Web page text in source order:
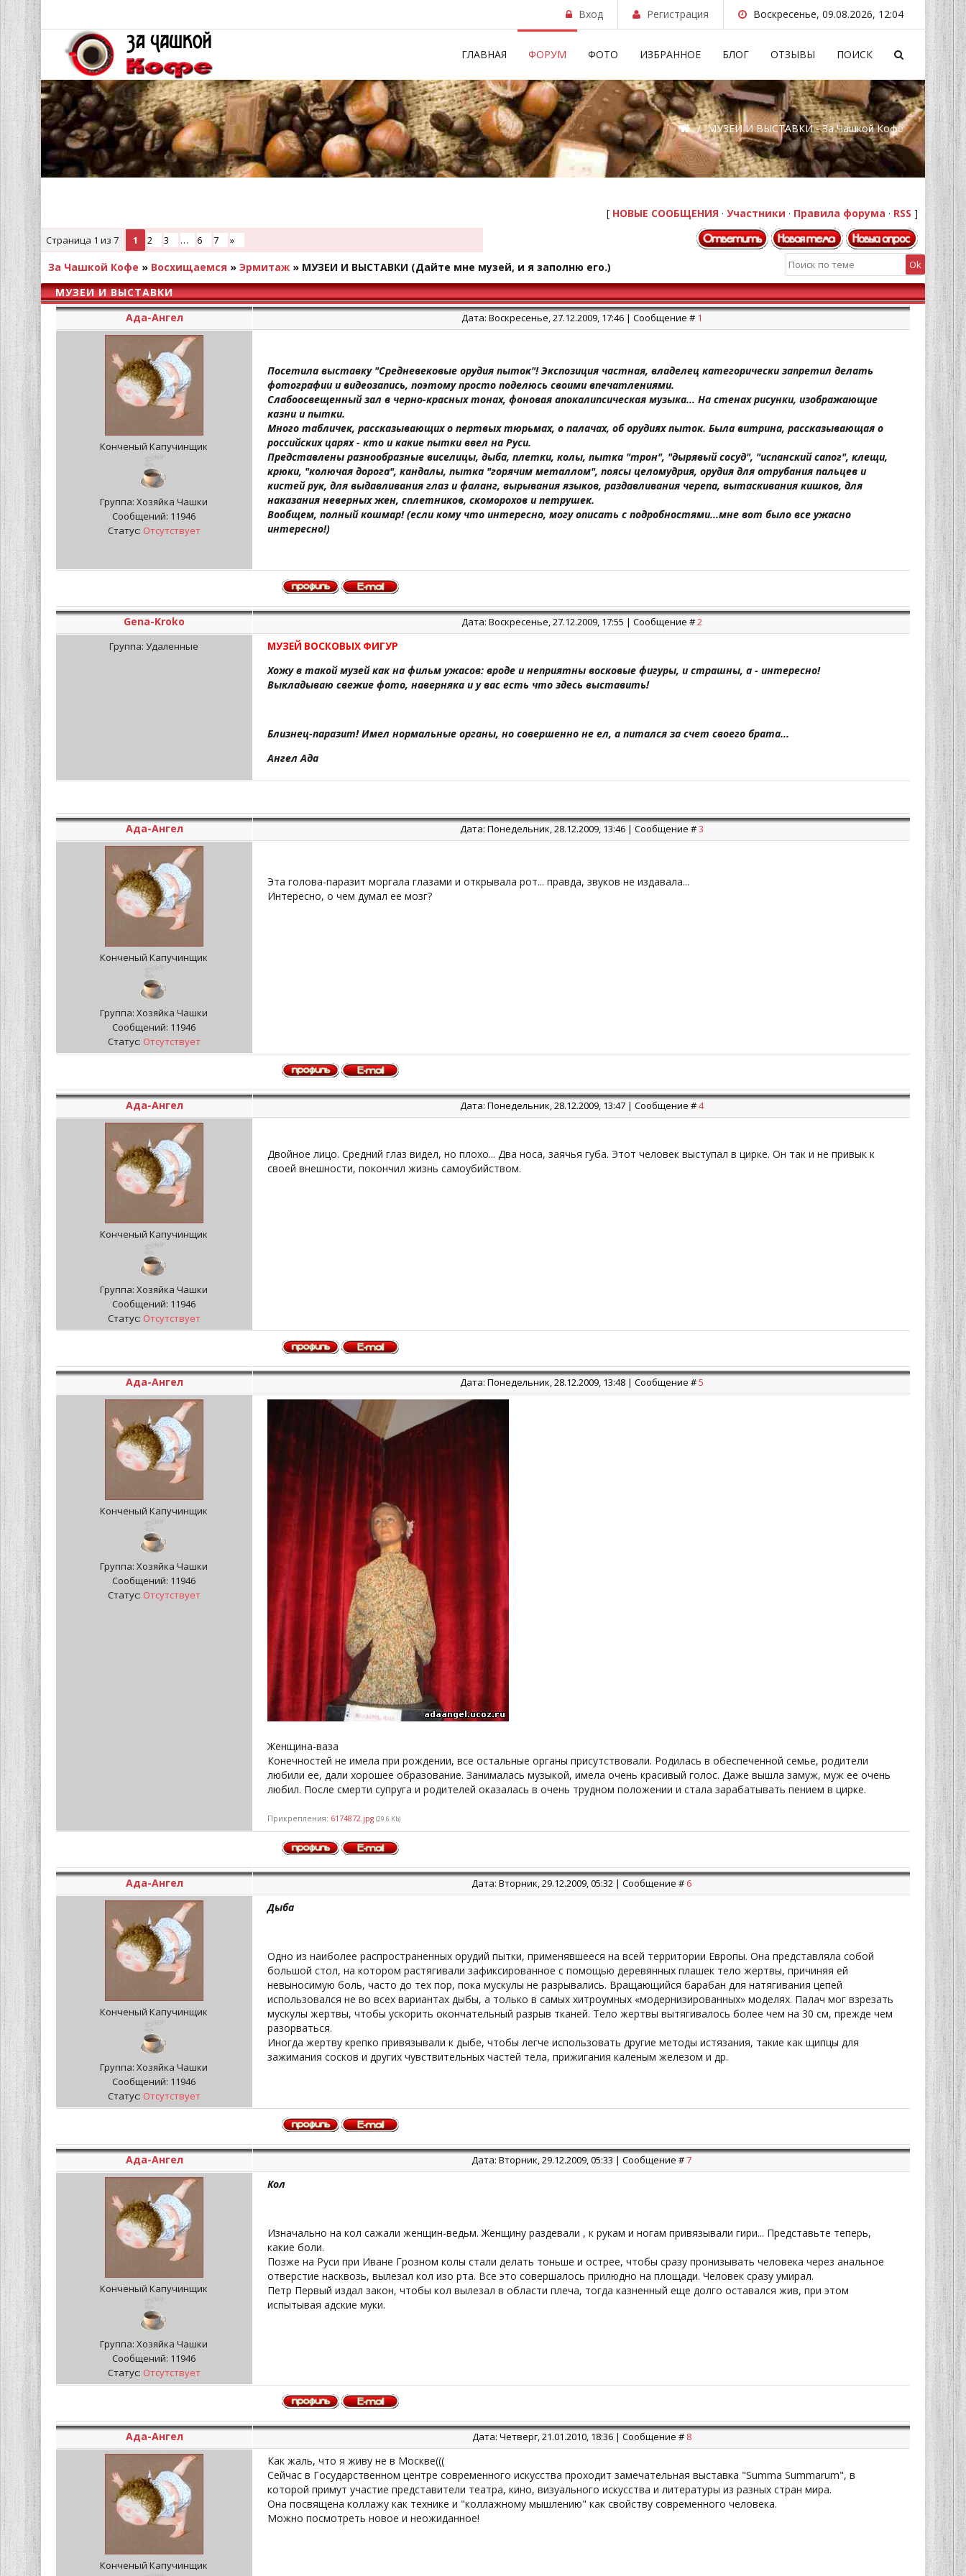
Вход Регистрация Воскресенье, 09.08.2026, 12:04
ГЛАВНАЯ ФОРУМ ФОТО ИЗБРАННОЕ БЛОГ ОТЗЫВЫ ПОИСК
/ МУЗЕИ И ВЫСТАВКИ - За Чашкой Кофе
[ НОВЫЕ СООБЩЕНИЯ · Участники · Правила форума · RSS ]
Страница 1 из 7 1 2 3 … 6 7 »
За Чашкой Кофе » Восхищаемся » Эрмитаж » МУЗЕИ И ВЫСТАВКИ (Дайте мне музей, и я заполню его.)
МУЗЕИ И ВЫСТАВКИ
Ада-Ангел
Дата: Воскресенье, 27.12.2009, 17:46 | Сообщение # 1
Конченый Капучинщик
Группа: Хозяйка Чашки
Сообщений: 11946
Статус: Отсутствует
Посетила выставку "Средневековые орудия пыток"! Экспозиция частная, владелец категорически запретил делать
фотографии и видеозапись, поэтому просто поделюсь своими впечатлениями.
Слабоосвещенный зал в черно-красных тонах, фоновая апокалипсическая музыка... На стенах рисунки, изображающие
казни и пытки.
Много табличек, рассказывающих о пертвых тюрьмах, о палачах, об орудиях пыток. Была витрина, рассказывающая о
российских царях - кто и какие пытки ввел на Руси.
Представлены разнообразные виселицы, дыба, плетки, колы, пытка "трон", "дырявый сосуд", "испанский сапог", клещи,
крюки, "колючая дорога", кандалы, пытка "горячим металлом", поясы целомудрия, орудия для отрубания пальцев и
кистей рук, для выдавливания глаз и фаланг, вырывания языков, раздавливания черепа, вытаскивания кишков, для
наказания неверных жен, сплетников, скоморохов и петрушек.
Вообщем, полный кошмар! (если кому что интересно, могу описать с подробностями...мне вот было все ужасно
интересно!)
Gena-Kroko Дата: Воскресенье, 27.12.2009, 17:55 | Сообщение #2
Группа: Удаленные
МУЗЕЙ ВОСКОВЫХ ФИГУР
Хожу в такой музей как на фильм ужасов: вроде и неприятны восковые фигуры, и страшны, а - интересно!
Выкладываю свежие фото, наверняка и у вас есть что здесь выставить!
Близнец-паразит! Имел нормальные органы, но совершенно не ел, а питался за счет своего брата...
Ангел Ада
Ада-Ангел Дата: Понедельник, 28.12.2009, 13:46 | Сообщение #3
Конченый Капучинщик
Группа: Хозяйка Чашки
Сообщений: 11946
Статус: Отсутствует
Эта голова-паразит моргала глазами и открывала рот... правда, звуков не издавала...
Интересно, о чем думал ее мозг?
Ада-Ангел Дата: Понедельник, 28.12.2009, 13:47 | Сообщение #4
Конченый Капучинщик
Группа: Хозяйка Чашки
Сообщений: 11946
Статус: Отсутствует
Двойное лицо. Средний глаз видел, но плохо... Два носа, заячья губа. Этот человек выступал в цирке. Он так и не привык к
своей внешности, покончил жизнь самоубийством.
Ада-Ангел Дата: Понедельник, 28.12.2009, 13:48 | Сообщение #5
Конченый Капучинщик
Группа: Хозяйка Чашки
Сообщений: 11946
Статус: Отсутствует
Женщина-ваза
Конечностей не имела при рождении, все остальные органы присутствовали. Родилась в обеспеченной семье, родители
любили ее, дали хорошее образование. Занималась музыкой, имела очень красивый голос. Даже вышла замуж, муж ее очень
любил. После смерти супруга и родителей оказалась в очень трудном положении и стала зарабатывать пением в цирке.
Прикрепления: 6174872.jpg (29.6 Kb)
Ада-Ангел Дата: Вторник, 29.12.2009, 05:32 | Сообщение # 6
Конченый Капучинщик
Группа: Хозяйка Чашки
Сообщений: 11946
Статус: Отсутствует
Дыба
Одно из наиболее распространенных орудий пытки, применявшееся на всей территории Европы. Она представляла собой
большой стол, на котором растягивали зафиксированное с помощью деревянных плашек тело жертвы, причиняя ей
невыносимую боль, часто до тех пор, пока мускулы не разрывались. Вращающийся барабан для натягивания цепей
использовался не во всех вариантах дыбы, а только в самых хитроумных «модернизированных» моделях. Палач мог взрезать
мускулы жертвы, чтобы ускорить окончательный разрыв тканей. Тело жертвы вытягивалось более чем на 30 см, прежде чем
разорваться.
Иногда жертву крепко привязывали к дыбе, чтобы легче использовать другие методы истязания, такие как щипцы для
зажимания сосков и других чувствительных частей тела, прижигания каленым железом и др.
Ада-Ангел Дата: Вторник, 29.12.2009, 05:33 | Сообщение #7
Конченый Капучинщик
Группа: Хозяйка Чашки
Сообщений: 11946
Статус: Отсутствует
Кол
Изначально на кол сажали женщин-ведьм. Женщину раздевали , к рукам и ногам привязывали гири... Представьте теперь,
какие боли.
Позже на Руси при Иване Грозном колы стали делать тоньше и острее, чтобы сразу пронизывать человека через анальное
отверстие насквозь, вылезал кол изо рта. Все это совершалось прилюдно на площади. Человек сразу умирал.
Петр Первый издал закон, чтобы кол вылезал в области плеча, тогда казненный еще долго оставался жив, при этом
испытывая адские муки.
Ада-Ангел Дата: Четверг, 21.01.2010, 18:36 | Сообщение # 8
Конченый Капучинщик
Как жаль, что я живу не в Москве(((
Сейчас в Государственном центре современного искусства проходит замечательная выставка "Summa Summarum", в
которой примут участие представители театра, кино, визуального искусства и литературы из разных стран мира.
Она посвящена коллажу как технике и "коллажному мышлению" как свойству современного человека.
Можно посмотреть новое и неожиданное!